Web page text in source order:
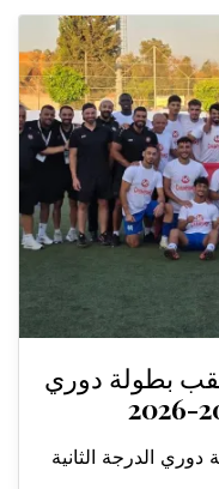
بطولة دوري
دوري الدرجة الثانية